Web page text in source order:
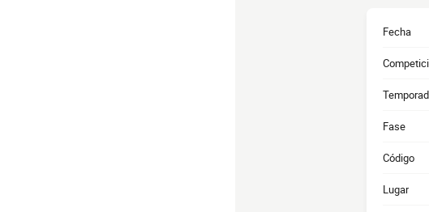
Fecha
Fase
Código
Lugar